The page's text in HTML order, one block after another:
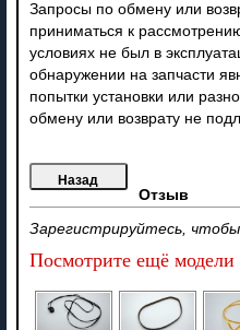
Запросы по обмену или
приниматься к
условиях не был в
обнаружении на запчасти
попытки установки или
обмену или возврату не
Отзыв
Зарегистрируйтесь,
Посмотрите ещё модели